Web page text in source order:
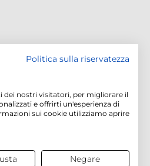
Politica sulla riservatezza
dei nostri visitatori, per migliorare il
e offrirti un'esperienza di
sui cookie utilizziamo aprire
Negare